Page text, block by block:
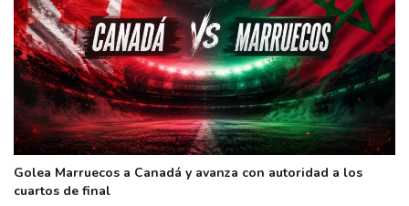
Golea Marruecos a Canadá y avanza con autoridad a los
cuartos de final